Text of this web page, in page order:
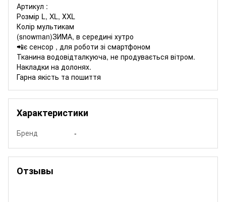
Артикул :
Розмір L, XL, ХXL
Колір мультикам
(snowman)ЗИМА, в середині хутро
📲є сенсор , для роботи зі смартфоном
Тканина водовідталкуюча, не продувається вітром.
Накладки на долонях.
Гарна якість та пошиття
Характеристики
Бренд -
Отзывы